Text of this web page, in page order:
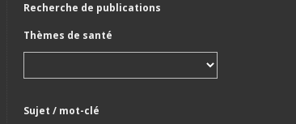
Recherche de publications
Thèmes de santé
Sujet / mot-clé